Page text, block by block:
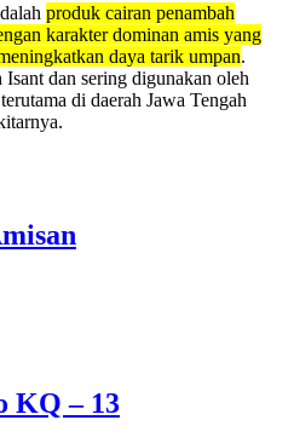
produk cairan penambah
karakter dominan amis yang
daya tarik umpan.
dan sering digunakan oleh
di daerah Jawa Tengah
KQ – 13